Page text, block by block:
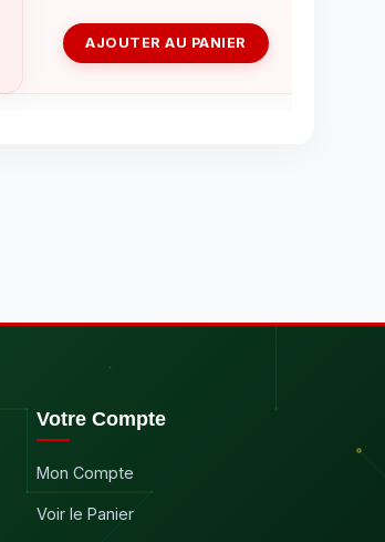
AJOUTER AU PANIER
Votre Compte
Mon Compte
Voir le Panier